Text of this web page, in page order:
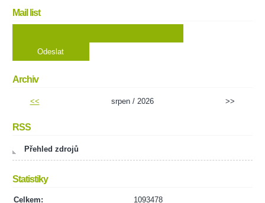
Mail list
Archiv
<< srpen / 2026 >>
RSS
Přehled zdrojů
Statistiky
Celkem: 1093478